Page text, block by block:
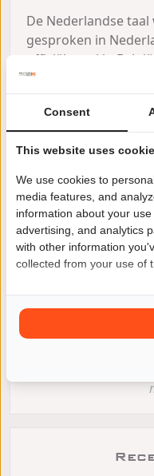
De Nederlandse
gesproken in
officiële taal in
Curaçao en Sint-
voormalig
in meer of mindere
Nederlands. Ook
van Duitsland en
voormalige
en Zuid-Afrika.
Nu even
of
vorm daarvan,
van motor – motors
meervoudsvorm is
Consent
This website uses
We use cookies to
media features, and
information about your
advertising, and analytics
with other information
collected from your use of